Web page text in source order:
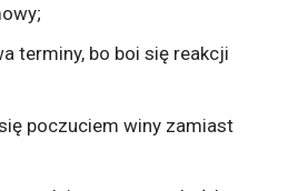
terminy, bo boi się reakcji
poczuciem winy zamiast